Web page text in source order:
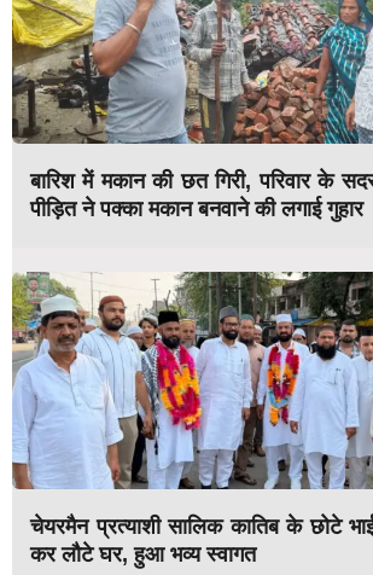
बारिश में मकान की छत गिरी, परिवार के
पीड़ित ने पक्का मकान बनवाने की लगाई गुहार
चेयरमैन प्रत्याशी सालिक कातिब के छोटे
कर लौटे घर, हुआ भव्य स्वागत